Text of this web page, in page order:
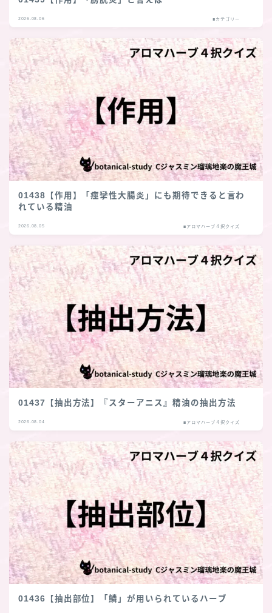
2026.08.06 ■カテゴリー
01438【作用】「痙攣性大腸炎」にも期待できると言わ
れている精油
2026.08.05 ■アロマハーブ４択クイズ
01437【抽出方法】『スターアニス』精油の抽出方法
2026.08.04 ■アロマハーブ４択クイズ
01436【抽出部位】「鱗」が用いられているハーブ